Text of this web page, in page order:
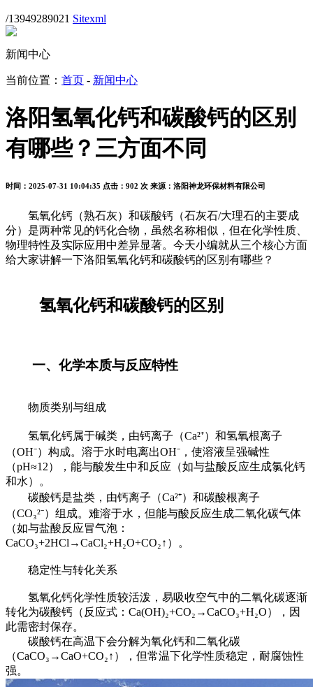
/13949289021 Sitexml
新闻中心
当前位置： 首页 - 新闻中心
洛阳氢氧化钙和碳酸钙的区别
有哪些？三方面不同
时间：2025-07-31 10:04:35 点击：902 次 来源：洛阳神龙环保材料有限公司
氢氧化钙（熟石灰）和碳酸钙（石灰石/大理石的主要成
分）是两种常见的钙化合物，虽然名称相似，但在化学性质、
物理特性及实际应用中差异显著。今天小编就从三个核心方面
给大家讲解一下洛阳氢氧化钙和碳酸钙的区别有哪些？
氢氧化钙和碳酸钙的区别
一、化学本质与反应特性
物质类别与组成
氢氧化钙属于碱类，由钙离子（Ca²⁺）和氢氧根离子
（OH⁻）构成。溶于水时电离出OH⁻，使溶液呈强碱性
（pH≈12），能与酸发生中和反应（如与盐酸反应生成氯化钙
和水）。
碳酸钙是盐类，由钙离子（Ca²⁺）和碳酸根离子
（CO₃²⁻）组成。难溶于水，但能与酸反应生成二氧化碳气体
（如与盐酸反应冒气泡：
CaCO₃+2HCl→CaCl₂+H₂O+CO₂↑）。
稳定性与转化关系
氢氧化钙化学性质较活泼，易吸收空气中的二氧化碳逐渐
转化为碳酸钙（反应式：Ca(OH)₂+CO₂→CaCO₃+H₂O），因
此需密封保存。
碳酸钙在高温下会分解为氧化钙和二氧化碳
（CaCO₃→CaO+CO₂↑），但常温下化学性质稳定，耐腐蚀性
强。